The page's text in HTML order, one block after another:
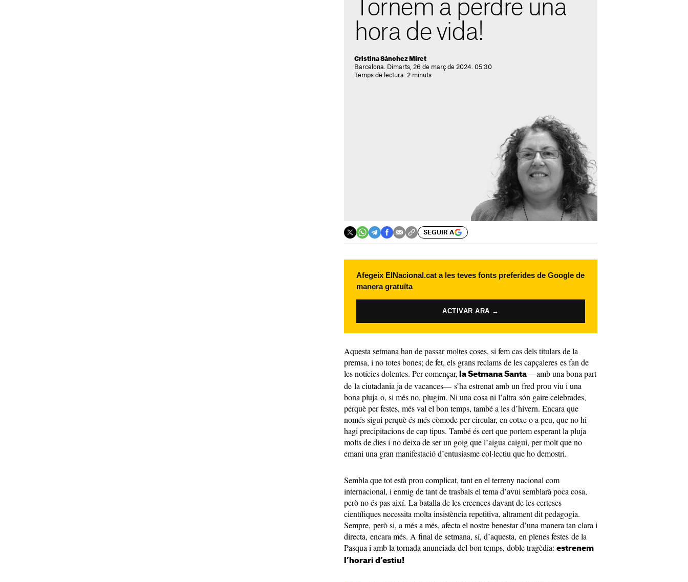
Tornem a perdre una
hora de vida!
Cristina Sánchez Miret
Barcelona. Dimarts, 26 de març de 2024. 05:30
Temps de lectura: 2 minuts
SEGUIR A
Afegeix ElNacional.cat a les teves fonts preferides de Google de
manera gratuïta
ACTIVAR ARA →
Aquesta setmana han de passar moltes coses, si fem cas dels titulars de la
premsa, i no totes bones; de fet, els grans reclams de les capçaleres es fan de
les notícies dolentes. Per començar, la Setmana Santa —amb una bona part
de la ciutadania ja de vacances— s’ha estrenat amb un fred prou viu i una
bona pluja o, si més no, plugim. Ni una cosa ni l’altra són gaire celebrades,
perquè per festes, més val el bon temps, també a les d’hivern. Encara que
només sigui perquè és més còmode per circular, en cotxe o a peu, que no hi
hagi precipitacions de cap tipus. També és cert que portem esperant la pluja
molts de dies i no deixa de ser un goig que l’aigua caigui, per molt que no
emani una gran manifestació d’entusiasme col·lectiu que ho demostri.
Sembla que tot està prou complicat, tant en el terreny nacional com
internacional, i enmig de tant de trasbals el tema d’avui semblarà poca cosa,
però no és pas així. La batalla de les creences davant de les certeses
científiques necessita molta insistència repetitiva, altrament dit pedagogia.
Sempre, però si, a més a més, afecta el nostre benestar d’una manera tan clara i
directa, encara més. A final de setmana, sí, d’aquesta, en plenes festes de la
Pasqua i amb la tornada anunciada del bon temps, doble tragèdia: estrenem
l’horari d’estiu!